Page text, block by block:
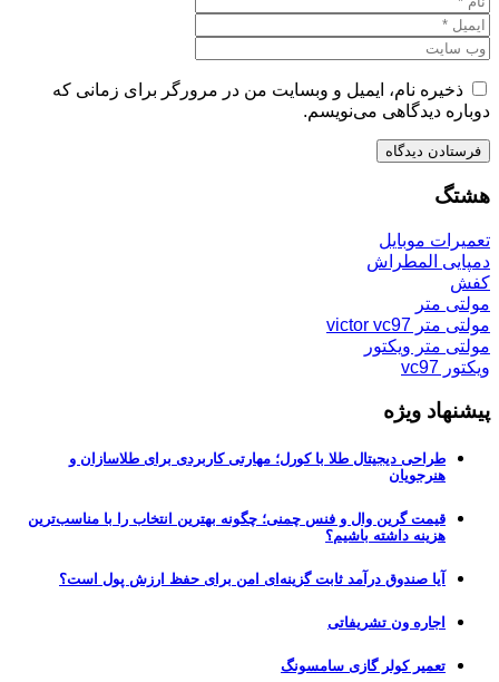
ذخیره نام، ایمیل و وبسایت من در مرورگر برای زمانی که
دوباره دیدگاهی می‌نویسم.
هشتگ
تعمیرات موبایل
دمپایی المطراش
کفش
مولتی متر
مولتی متر victor vc97
مولتی متر ویکتور
ویکتور vc97
پیشنهاد ویژه
طراحی دیجیتال طلا با کورل؛ مهارتی کاربردی برای طلاسازان و
هنرجویان
قیمت گرین وال و فنس چمنی؛ چگونه بهترین انتخاب را با مناسب‌ترین
هزینه داشته باشیم؟
آیا صندوق درآمد ثابت گزینه‌ای امن برای حفظ ارزش پول است؟
اجاره ون تشریفاتی
تعمیر کولر گازی سامسونگ